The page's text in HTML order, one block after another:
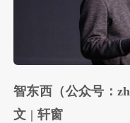
智东西（公众号：
文 | 轩窗